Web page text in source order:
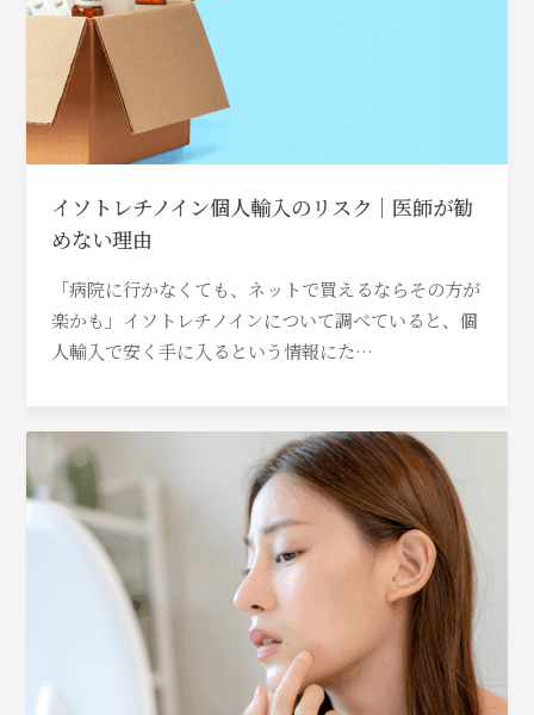
イソトレチノイン個人輸入のリスク｜医師が勧
めない理由
「病院に行かなくても、ネットで買えるならその方が
楽かも」イソトレチノインについて調べていると、個
人輸入で安く手に入るという情報にた…